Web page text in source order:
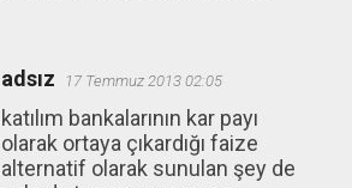
adsız 17 Temmuz 2013 02:05
katılım bankalarının kar payı
olarak ortaya çıkardığı faize
alternatif olarak sunulan şey de